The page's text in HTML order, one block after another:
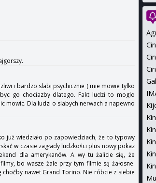
i bardzo slabi psychicznie ( mie mowie tylko
go chociazby dlatego. Fakt ludzi to moglo
mowic. Dla ludzi o slabych nerwach a napewno
już wiedziało po zapowiedziach, że to typowy
w czasie zagłady ludzkości plus nowy pokaz
dla amerykanów. A wy tu żalicie się, że
bo wasze żale przy tym filmie są żałosne.
choćby nawet Grand Torino. Nie róbcie z siebie